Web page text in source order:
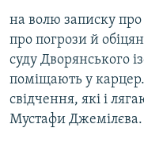
на волю записку про
про погрози й
суду Дворянського
поміщають у карцер.
свідчення, які і
Мустафи Джемілєва.